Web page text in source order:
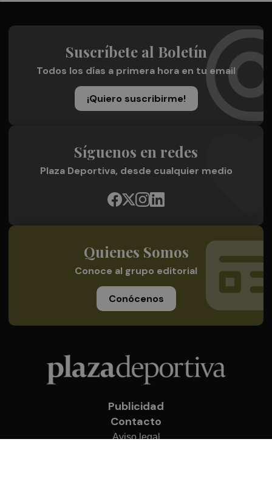
Suscríbete al Boletín
Todos los días a primera hora en tu email
¡Quiero suscribirme!
Síguenos en redes
Plaza Deportiva, desde cualquier medio
Quienes Somos
Conoce al grupo editorial
Conócenos
Publicidad
Contacto
Aviso legal